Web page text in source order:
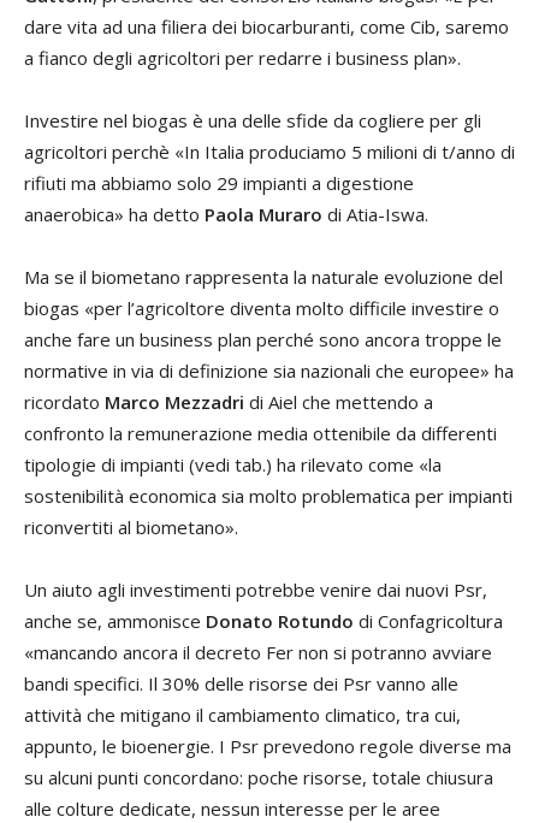
dare vita ad una filiera dei biocarburanti, come Cib, saremo
a fianco degli agricoltori per redarre i business plan».
Investire nel biogas è una delle sfide da cogliere per gli
agricoltori perchè «In Italia produciamo 5 milioni di t/anno di
rifiuti ma abbiamo solo 29 impianti a digestione
anaerobica» ha detto Paola Muraro di Atia-Iswa.
Ma se il biometano rappresenta la naturale evoluzione del
biogas «per l’agricoltore diventa molto difficile investire o
anche fare un business plan perché sono ancora troppe le
normative in via di definizione sia nazionali che europee» ha
ricordato Marco Mezzadri di Aiel che mettendo a
confronto la remunerazione media ottenibile da differenti
tipologie di impianti (vedi tab.) ha rilevato come «la
sostenibilità economica sia molto problematica per impianti
riconvertiti al biometano».
Un aiuto agli investimenti potrebbe venire dai nuovi Psr,
anche se, ammonisce Donato Rotundo di Confagricoltura
«mancando ancora il decreto Fer non si potranno avviare
bandi specifici. Il 30% delle risorse dei Psr vanno alle
attività che mitigano il cambiamento climatico, tra cui,
appunto, le bioenergie. I Psr prevedono regole diverse ma
su alcuni punti concordano: poche risorse, totale chiusura
alle colture dedicate, nessun interesse per le aree